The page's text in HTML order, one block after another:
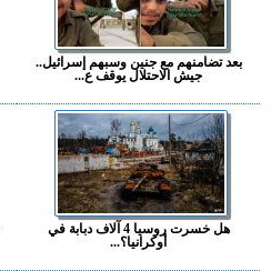
بعد تضامنهم مع جنين وسبهم إسرائيل..
جيش الاحتلال يوقف ع...
هل خسرت روسيا 4 آلاف دبابة في
أوكرانيا؟...